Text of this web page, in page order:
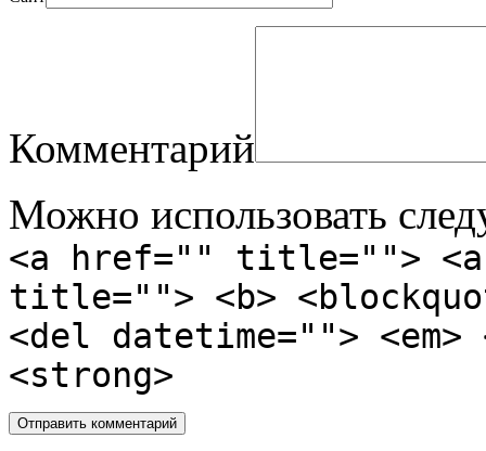
Комментарий
Можно использовать
<a href="" title="">
title=""> <b>
<del datetime="">
<strong>